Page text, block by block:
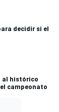
decidir si el
al histórico
campeonato